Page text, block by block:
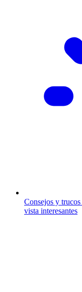
Consejos y trucos
vista interesantes